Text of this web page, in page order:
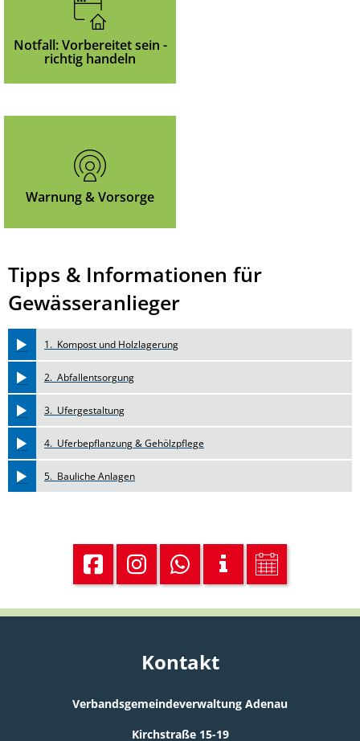
Notfall: Vorbereitet sein -
richtig handeln
Warnung & Vorsorge
Tipps & Informationen für
Gewässeranlieger
1. Kompost und Holzlagerung
2. Abfallentsorgung
3. Ufergestaltung
4. Uferbepflanzung & Gehölzpflege
5. Bauliche Anlagen
Kontakt
Verbandsgemeindeverwaltung Adenau
Kirchstraße 15-19